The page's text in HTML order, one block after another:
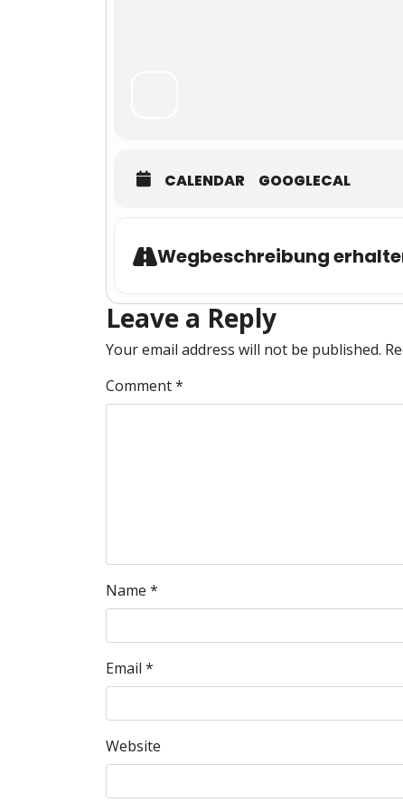
CALENDAR GOOGLECAL
Wegbeschreibung
Leave a Reply
Your email address will not be published.
Comment*
Name *
Email *
Website